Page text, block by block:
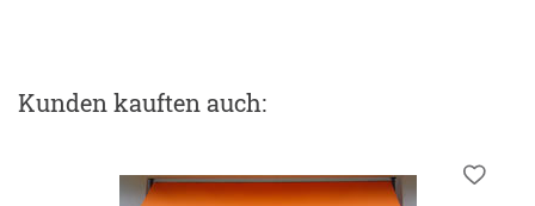
Kunden kauften auch: